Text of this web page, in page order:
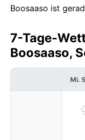
Boosaaso ist
7-Tage-
Boosaaso,
Mi.